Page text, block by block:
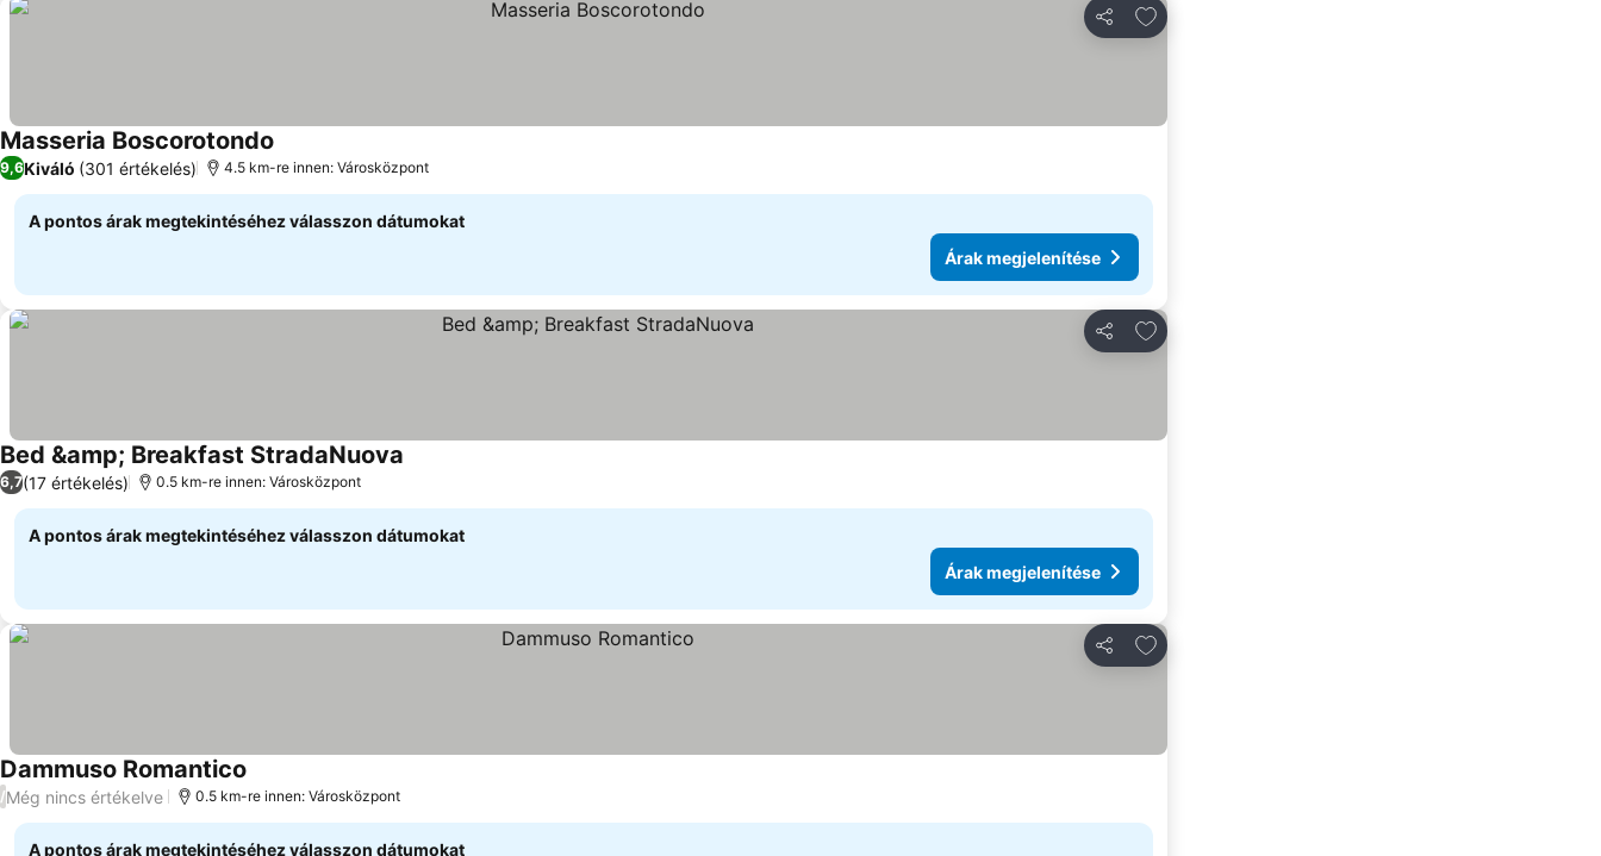
Megosztás
Hozzáadás a kedvencekhez
Masseria Boscorotondo
9,6Kiváló (301 értékelés) 4.5 km-re innen: Városközpont
A pontos árak megtekintéséhez válasszon dátumokat
Árak megjelenítése
Megosztás
Hozzáadás a kedvencekhez
Bed &amp; Breakfast StradaNuova
6,7(17 értékelés) 0.5 km-re innen: Városközpont
A pontos árak megtekintéséhez válasszon dátumokat
Árak megjelenítése
Megosztás
Hozzáadás a kedvencekhez
Dammuso Romantico
/Még nincs értékelve 0.5 km-re innen: Városközpont
A pontos árak megtekintéséhez válasszon dátumokat